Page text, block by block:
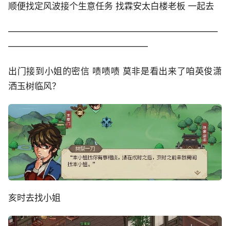
顺便找定风波接个生意任务 找霖安太白楼老板 一起去
————————————————————————
————————————————
出门接到小姐的密信 啧啧啧 莫非是看出来了咱英俊潇
洒玉树临风？
亥时去找小姐